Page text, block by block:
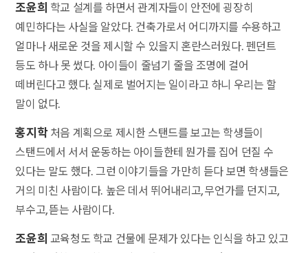
조윤희 학교 설계를 하면서 관계자들이 안전에 굉장히
예민하다는 사실을 알았다. 건축가로서 어디까지를 수용하고
얼마나 새로운 것을 제시할 수 있을지 혼란스러웠다. 펜던트
등도 하나 못 썼다. 아이들이 줄넘기 줄을 조명에 걸어
떼버린다고 했다. 실제로 벌어지는 일이라고 하니 우리는 할
말이 없다.
홍지학처음 계획으로 제시한 스탠드를 보고는 학생들이
스탠드에서 서서 운동하는 아이들한테 뭔가를 집어 던질 수
있다는 말도 했다. 그런 이야기들을 가만히 듣다 보면 학생들은
거의 미친 사람이다. 높은 데서 뛰어내리고, 무언가를 던지고,
부수고, 뜯는 사람이다.
조윤희 교육청도 학교 건물에 문제가 있다는 인식을 하고 있고